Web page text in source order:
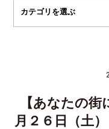
【あなたの
月２６日（土